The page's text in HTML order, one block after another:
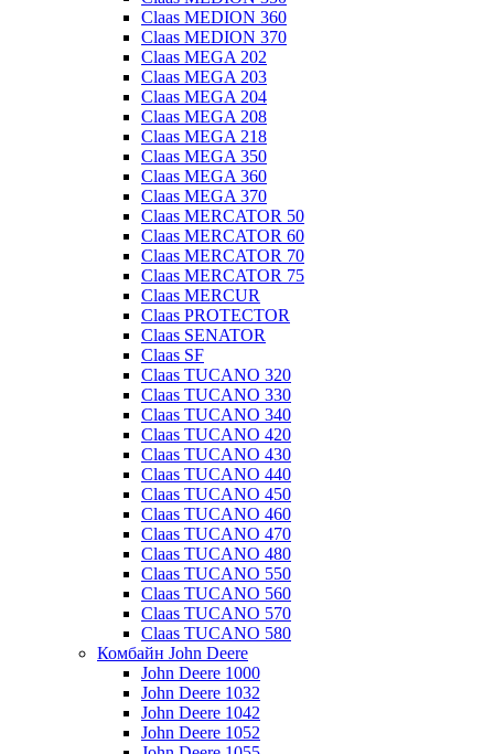
Claas MEDION 360
Claas MEDION 370
Claas MEGA 202
Claas MEGA 203
Claas MEGA 204
Claas MEGA 208
Claas MEGA 218
Claas MEGA 350
Claas MEGA 360
Claas MEGA 370
Claas MERCATOR 50
Claas MERCATOR 60
Claas MERCATOR 70
Claas MERCATOR 75
Claas MERCUR
Claas PROTECTOR
Claas SENATOR
Claas SF
Claas TUCANO 320
Claas TUCANO 330
Claas TUCANO 340
Claas TUCANO 420
Claas TUCANO 430
Claas TUCANO 440
Claas TUCANO 450
Claas TUCANO 460
Claas TUCANO 470
Claas TUCANO 480
Claas TUCANO 550
Claas TUCANO 560
Claas TUCANO 570
Claas TUCANO 580
Комбайн John Deere
John Deere 1000
John Deere 1032
John Deere 1042
John Deere 1052